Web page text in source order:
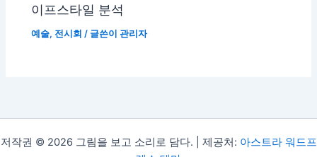
이프스타일 분석
예술, 전시회 / 글쓴이관리자
저작권 © 2026 그림을 보고 소리로 담다. | 제공처: 아스트라 워드프